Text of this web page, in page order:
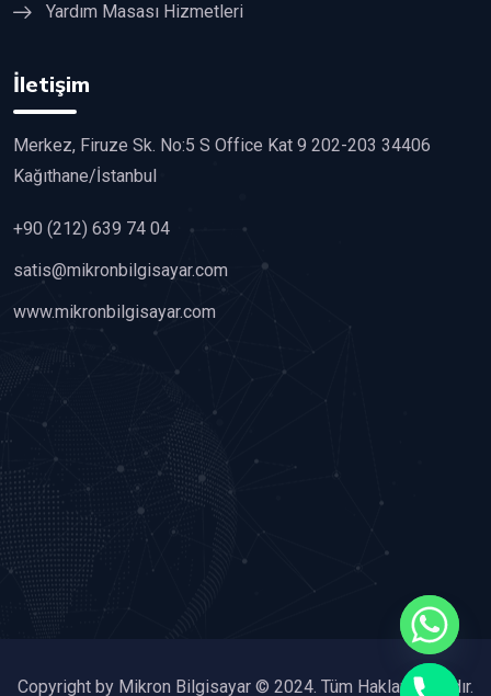
Yardım Masası Hizmetleri
İletişim
Merkez, Firuze Sk. No:5 S Office Kat 9 202-203 34406
Kağıthane/İstanbul
+90 (212) 639 74 04
satis@mikronbilgisayar.com
www.mikronbilgisayar.com
Copyright by Mikron Bilgisayar © 2024. Tüm Hakları Saklıdır.
chaty